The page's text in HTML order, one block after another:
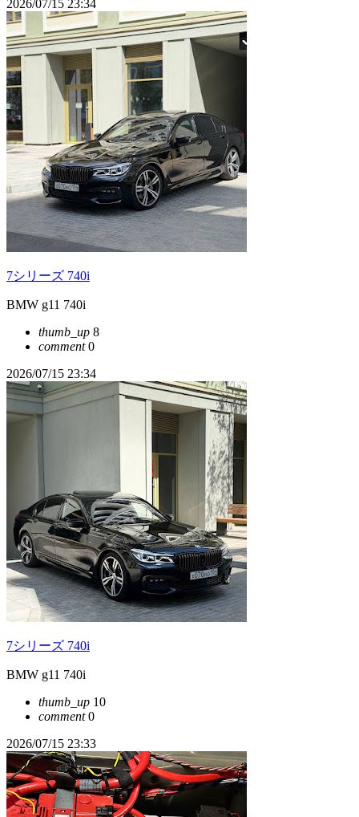
2026/07/15 23:34
7シリーズ 740i
BMW g11 740i
thumb_up 8
comment0
2026/07/15 23:34
7シリーズ 740i
BMW g11 740i
thumb_up 10
comment0
2026/07/15 23:33